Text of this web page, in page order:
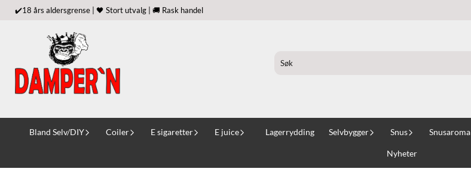
Hopp til innhold
✔️18 års aldersgrense | 🖤 Stort utvalg | 🚚 Rask handel
Bland Selv/DIY Coiler E sigaretter E juice Lagerrydding Selvbygger Snus Snusaroma
Nyheter